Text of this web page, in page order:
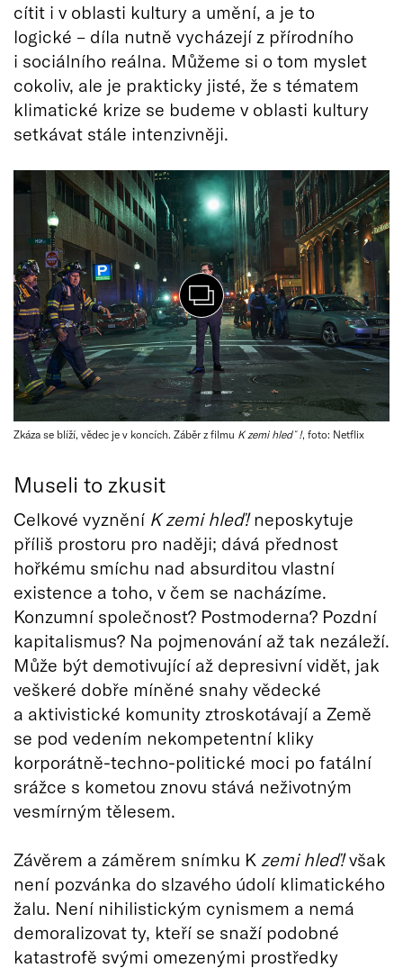
cítit i v oblasti kultury a umění, a je to
logické – díla nutně vycházejí z přírodního
i sociálního reálna. Můžeme si o tom myslet
cokoliv, ale je prakticky jisté, že s tématem
klimatické krize se budeme v oblasti kultury
setkávat stále intenzivněji.
Zkáza se blíží, vědec je v koncích. Záběr z filmu K zemi hledˇ!, foto: Netflix
Museli to zkusit
Celkové vyznění K zemi hleď!neposkytuje
příliš prostoru pro naději; dává přednost
hořkému smíchu nad absurditou vlastní
existence a toho, v čem se nacházíme.
Konzumní společnost? Postmoderna? Pozdní
kapitalismus? Na pojmenování až tak nezáleží.
Může být demotivující až depresivní vidět, jak
veškeré dobře míněné snahy vědecké
a aktivistické komunity ztroskotávají a Země
se pod vedením nekompetentní kliky
korporátně-techno-politické moci po fatální
srážce s kometou znovu stává neživotným
vesmírným tělesem.
Závěrem a záměrem snímku K zemi hleď!však
není pozvánka do slzavého údolí klimatického
žalu. Není nihilistickým cynismem a nemá
demoralizovat ty, kteří se snaží podobné
katastrofě svými omezenými prostředky